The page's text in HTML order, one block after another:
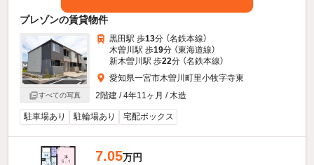
プレゾンの賃貸物件
すべての写真
黒田駅 歩13分 （名鉄本線）
木曽川駅 歩19分 （東海道線）
新木曽川駅 歩22分 （名鉄本線）
愛知県一宮市木曽川町里小牧字寺東
2階建 / 4年11ヶ月 / 木造
駐車場あり 駐輪場あり 宅配ボックス
7.05万円